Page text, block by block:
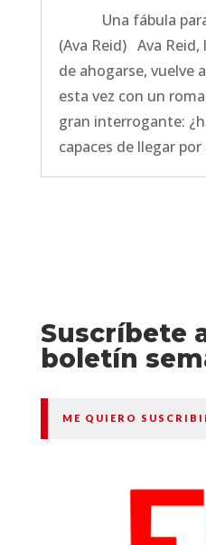
Una fábula para
(Ava Reid) Ava
de ahogarse, vuelve
esta vez con un
gran interrogante:
capaces de llegar por
Suscríbete
boletín
ME QUIERO